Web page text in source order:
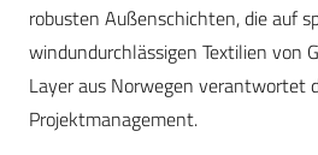
robusten Außenschichten, die auf
windundurchlässigen Textilien von
Layer aus Norwegen verantwortet
Projektmanagement.